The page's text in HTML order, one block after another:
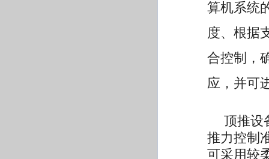
算机系统
度、根据
合控制，
应，并可
顶推设
推力控制
可采用较